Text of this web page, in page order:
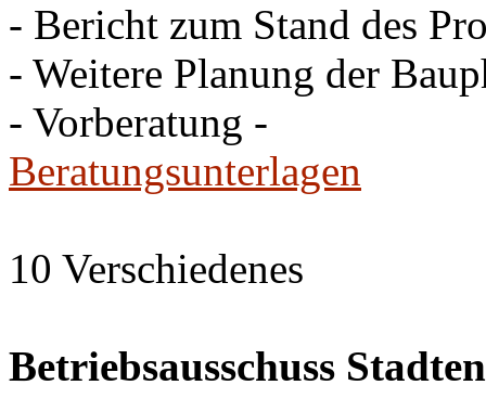
- Bericht zum Stand des
- Weitere Planung der
- Vorberatung -
Beratungsunterlagen
10 Verschiedenes
Betriebsausschuss